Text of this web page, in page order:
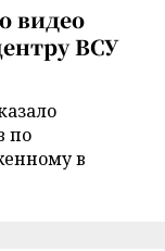
видео
ВСУ
по
в